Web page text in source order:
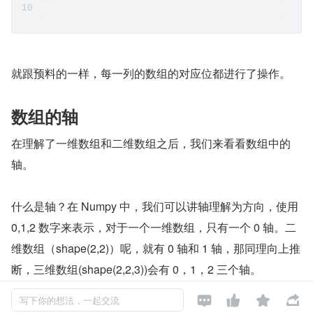
就跟预料的一样，每一列的数组的对应位都进行了操作。
数组的轴
在理解了一维数组和二维数组之后，我们来看看数组中的
轴。
什么是轴？在 Numpy 中，我们可以讲轴理解为方向，使用
0,1,2 数字来表示，对于一个一维数组，只有一个 0 轴。二
维数组（shape(2,2)）呢，就有 0 轴和 1 轴，那同理向上推
断，三维数组(shape(2,2,3))会有 0，1，2 三个轴。
那么我们到底为什么要了解和学习轴呢？有了轴的概念之
写下你的想法，一起交流    